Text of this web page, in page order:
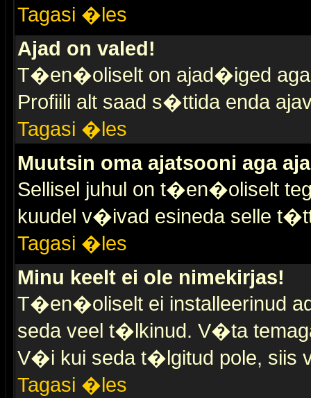
Tagasi �les
Ajad on valed!
T�en�oliselt on ajad�iged
Profiili alt saad s�ttida enda
Tagasi �les
Muutsin oma ajatsooni aga
Sellisel juhul on t�en�oliselt
kuudel v�ivad esineda selle
Tagasi �les
Minu keelt ei ole nimekirjas!
T�en�oliselt ei installeerinud
seda veel t�lkinud. V�ta
V�i kui seda t�lgitud pole, siis
Tagasi �les